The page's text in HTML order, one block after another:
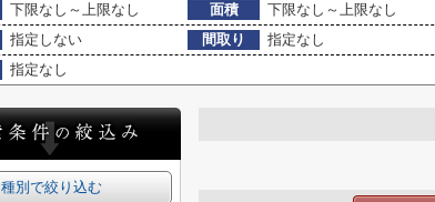
下限なし～上限なし 面積 下限なし～上限なし
指定しない 間取り
指定なし
指定なし
種別で絞り込む